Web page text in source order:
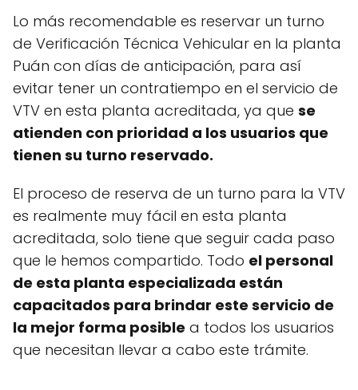
Lo más recomendable es reservar un turno
de Verificación Técnica Vehicular en la planta
Puán con días de anticipación, para así
evitar tener un contratiempo en el servicio de
VTV en esta planta acreditada, ya que se
atienden con prioridad a los usuarios que
tienen su turno reservado.
El proceso de reserva de un turno para la VTV
es realmente muy fácil en esta planta
acreditada, solo tiene que seguir cada paso
que le hemos compartido. Todo el personal
de esta planta especializada están
capacitados para brindar este servicio de
la mejor forma posible a todos los usuarios
que necesitan llevar a cabo este trámite.